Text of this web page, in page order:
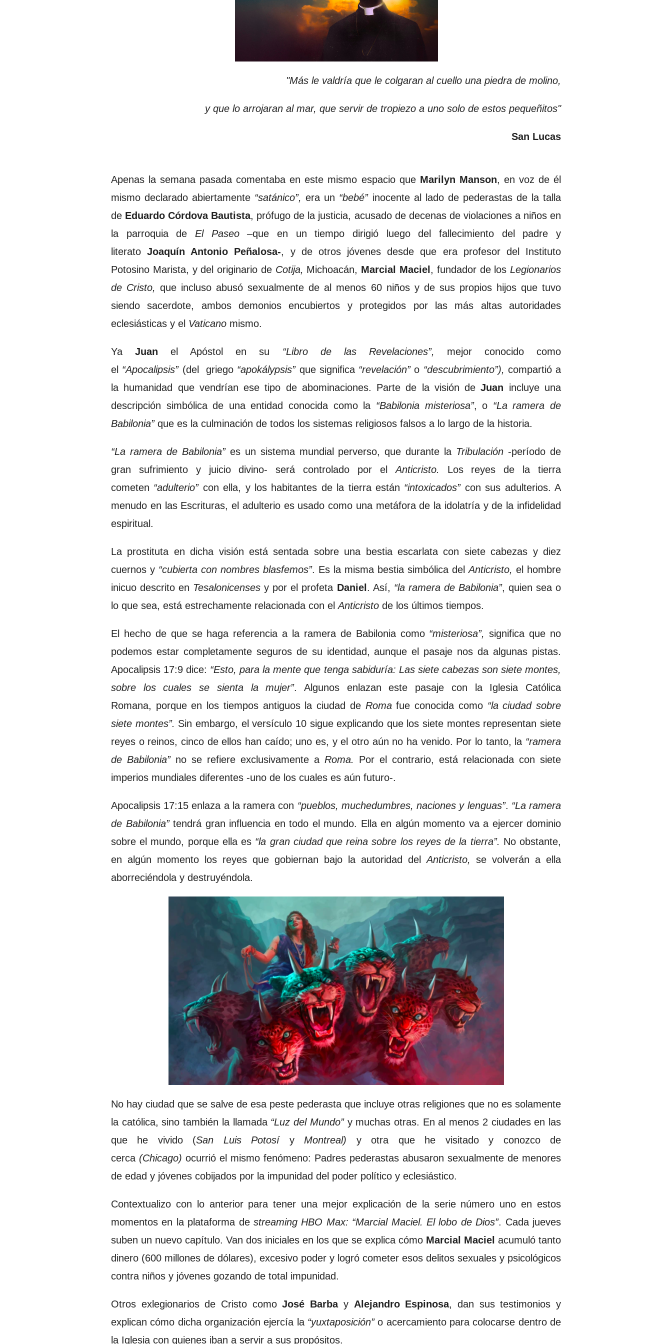
"Más le valdría que le colgaran al cuello una piedra de molino,
y que lo arrojaran al mar, que servir de tropiezo a uno solo de estos pequeñitos"
San Lucas
Apenas la semana pasada comentaba en este mismo espacio que Marilyn Manson, en voz de él
mismo declarado abiertamente “satánico”, era un “bebé” inocente al lado de pederastas de la talla
de Eduardo Córdova Bautista, prófugo de la justicia, acusado de decenas de violaciones a niños en
la parroquia de
El Paseo –que en un tiempo dirigió luego del fallecimiento del padre y
literato Joaquín Antonio Peñalosa-, y de otros jóvenes desde que era profesor del Instituto
Potosino Marista, y del originario de Cotija, Michoacán, Marcial Maciel , fundador de los Legionarios
de Cristo, que incluso abusó sexualmente de al menos 60 niños y de sus propios hijos que tuvo
siendo sacerdote, ambos demonios encubiertos y protegidos por las más altas autoridades
eclesiásticas y el Vaticano mismo.
Ya Juan el Apóstol en su “Libro de las Revelaciones”, mejor conocido como
el “Apocalipsis” (del griego “apokálypsis”que significa “revelación” o “descubrimiento”), compartió a
la humanidad que vendrían ese tipo de abominaciones. Parte de la visión de Juan incluye una
descripción simbólica de una entidad conocida como la “Babilonia misteriosa”, o “La ramera de
Babilonia” que es la culminación de todos los sistemas religiosos falsos a lo largo de la historia.
“La ramera de Babilonia” es un sistema mundial perverso, que durante la Tribulación -período de
gran sufrimiento y juicio divino- será controlado por el
Anticristo.
Los reyes de la tierra
cometen “adulterio”con ella, y los habitantes de la tierra están “intoxicados” con sus adulterios. A
menudo en las Escrituras, el adulterio es usado como una metáfora de la idolatría y de la infidelidad
espiritual.
La prostituta en dicha visión está sentada sobre una bestia escarlata con siete cabezas y diez
cuernos y “cubierta con nombres blasfemos”. Es la misma bestia simbólica del Anticristo, el hombre
inicuo descrito en Tesalonicenses y por el profeta Daniel . Así, “la ramera de Babilonia”, quien sea o
lo que sea, está estrechamente relacionada con el Anticristo de los últimos tiempos.
El hecho de que se haga referencia a la ramera de Babilonia como “misteriosa”, significa que no
podemos estar completamente seguros de su identidad, aunque el pasaje nos da algunas pistas.
Apocalipsis 17:9 dice: “Esto, para la mente que tenga sabiduría: Las siete cabezas son siete montes,
sobre los cuales se sienta la mujer”. Algunos enlazan este pasaje con la Iglesia Católica
Romana, porque en los tiempos antiguos la ciudad de Roma fue conocida como “la ciudad sobre
siete montes”. Sin embargo, el versículo 10 sigue explicando que los siete montes representan siete
reyes o reinos, cinco de ellos han caído; uno es, y el otro aún no ha venido. Por lo tanto, la “ramera
de Babilonia” no se refiere exclusivamente a Roma.
Por el contrario, está relacionada con siete
imperios mundiales diferentes -uno de los cuales es aún futuro-.
Apocalipsis 17:15 enlaza a la ramera con “pueblos, muchedumbres, naciones y lenguas”. “La ramera
de Babilonia”tendrá gran influencia en todo el mundo. Ella en algún momento va a ejercer dominio
sobre el mundo, porque ella es “la gran ciudad que reina sobre los reyes de la tierra”. No obstante,
en algún momento los reyes que gobiernan bajo la autoridad del
Anticristo, se volverán a ella
aborreciéndola y destruyéndola.
No hay ciudad que se salve de esa peste pederasta que incluye otras religiones que no es solamente
la católica, sino también la llamada “Luz del Mundo” y muchas otras. En al menos 2 ciudades en las
que he vivido (San Luis Potosí y Montreal)
y otra que he visitado y conozco de
cerca (Chicago) ocurrió el mismo fenómeno: Padres pederastas abusaron sexualmente de menores
de edad y jóvenes cobijados por la impunidad del poder político y eclesiástico.
Contextualizo con lo anterior para tener una mejor explicación de la serie número uno en estos
momentos en la plataforma de streaming HBO Max: “Marcial Maciel. El lobo de Dios”. Cada jueves
suben un nuevo capítulo. Van dos iniciales en los que se explica cómo Marcial Maciel acumuló tanto
dinero (600 millones de dólares), excesivo poder y logró cometer esos delitos sexuales y psicológicos
contra niños y jóvenes gozando de total impunidad.
Otros exlegionarios de Cristo como José Barba y Alejandro Espinosa, dan sus testimonios y
explican cómo dicha organización ejercía la “yuxtaposición” o acercamiento para colocarse dentro de
la Iglesia con quienes iban a servir a sus propósitos.